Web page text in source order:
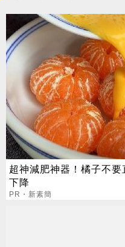
超神減肥神器！橘子不
下降
PR・新素簡